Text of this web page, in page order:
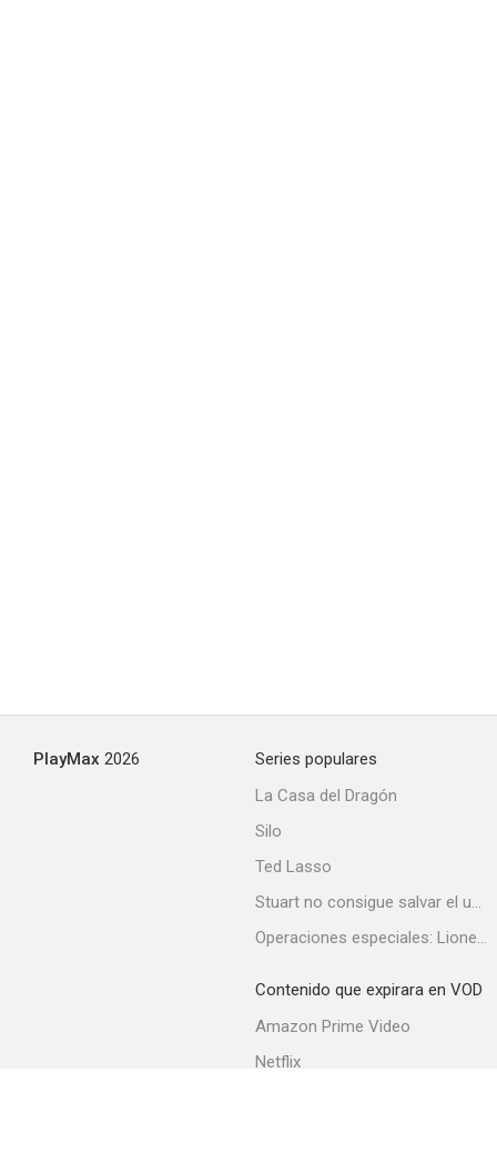
PlayMax 2026
Series populares
La Casa del Dragón
Silo
Ted Lasso
Stuart no consigue salvar el universo
Operaciones especiales: Lioness
Contenido que expirara en VOD
Amazon Prime Video
Netflix